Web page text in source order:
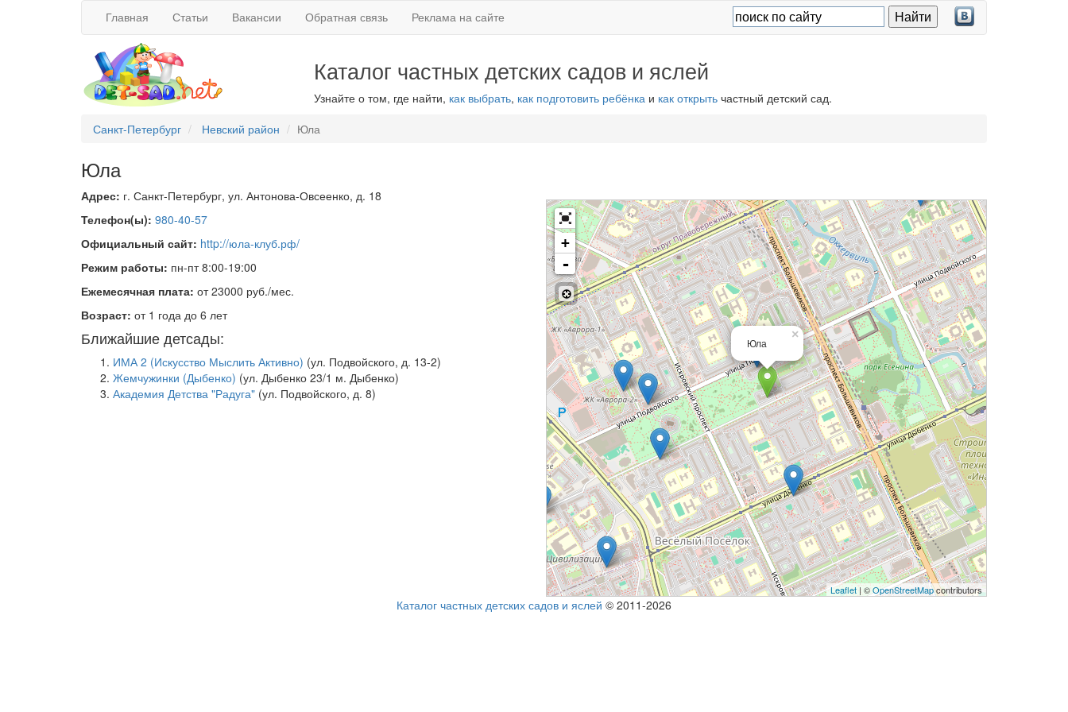
Главная Статьи Вакансии Обратная связь Реклама на сайте
Каталог частных детских садов и яслей
Узнайте о том, где найти, как выбрать, как подготовить ребёнкаи как открытьчастный детский сад.
Санкт-Петербург
Невский район Юла
Юла
Адрес: г. Санкт-Петербург, ул. Антонова-Овсеенко, д. 18
Телефон(ы): 980-40-57
Официальный сайт: http://юла-клуб.рф/
Режим работы: пн-пт 8:00-19:00
Ежемесячная плата: от 23000 руб./мес.
Возраст: от 1 года до 6 лет
Ближайшие детсады:
ИМА 2 (Искусство Мыслить Активно) (ул. Подвойского, д. 13-2)
Жемчужинки (Дыбенко) (ул. Дыбенко 23/1 м. Дыбенко)
Академия Детства "Радуга" (ул. Подвойского, д. 8)
×
Юла
+
-
Leaflet| ©OpenStreetMapcontributors
Каталог частных детских садов и яслей © 2011-2026